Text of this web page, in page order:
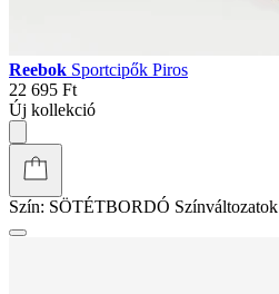
Reebok Sportcipők Piros
22 695 Ft
Új kollekció
Szín: SÖTÉTBORDÓ Színváltozatok